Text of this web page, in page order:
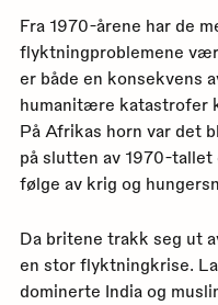
Fra 1970-årene har de
flyktningproblemene
er både en konsekvens
humanitære katastrofer
På Afrikas horn var det
på slutten av 1970-
følge av krig og
Da britene trakk seg ut
en stor flyktningkrise.
dominerte India og